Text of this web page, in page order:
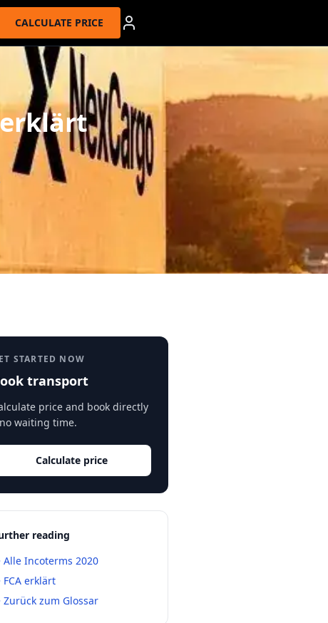
CALCULATE PRICE
erklärt
STARTED NOW
transport
price and book directly
waiting time.
Calculate price
reading
Alle Incoterms 2020
FCA erklärt
Zurück zum Glossar